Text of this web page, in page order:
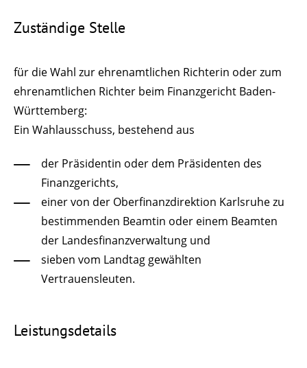
Zuständige Stelle
für die Wahl zur ehrenamtlichen Richterin oder zum
ehrenamtlichen Richter beim Finanzgericht Baden-
Württemberg:
Ein Wahlausschuss, bestehend aus
der Präsidentin oder dem Präsidenten des
Finanzgerichts,
einer von der Oberfinanzdirektion Karlsruhe zu
bestimmenden Beamtin oder einem Beamten
der Landesfinanzverwaltung und
sieben vom Landtag gewählten
Vertrauensleuten.
Leistungsdetails